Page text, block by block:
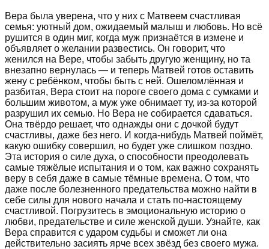
Вера была уверена, что у них с Матвеем счастливая
семья: уютный дом, ожидаемый малыш и любовь. Но всё
рушится в один миг, когда муж признаётся в измене и
объявляет о желании развестись. Он говорит, что
женился на Вере, чтобы забыть другую женщину, но та
внезапно вернулась — и теперь Матвей готов оставить
жену с ребёнком, чтобы быть с ней. Ошеломлённая и
разбитая, Вера стоит на пороге своего дома с сумками и
большим животом, а муж уже обнимает ту, из-за которой
разрушил их семью. Но Вера не собирается сдаваться.
Она твёрдо решает, что однажды они с дочкой будут
счастливы, даже без него. И когда-нибудь Матвей поймёт,
какую ошибку совершил, но будет уже слишком поздно.
Эта история о силе духа, о способности преодолевать
самые тяжёлые испытания и о том, как важно сохранять
веру в себя даже в самые тёмные времена. О том, что
даже после болезненного предательства можно найти в
себе силы для нового начала и стать по-настоящему
счастливой. Погрузитесь в эмоциональную историю о
любви, предательстве и силе женской души. Узнайте, как
Вера справится с ударом судьбы и сможет ли она
действительно засиять ярче всех звёзд без своего мужа.